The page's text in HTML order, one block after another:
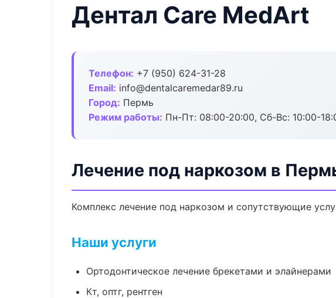
Дентал Care MedArt
Телефон: +7 (950) 624-31-28
Email: info@dentalcaremedar89.ru
Город: Пермь
Режим работы: Пн-Пт: 08:00-20:00, Сб-Вс: 10:00-
Лечение под наркозом в
Комплекс лечение под наркозом и сопутствующие
Наши услуги
Ортодонтическое лечение брекетами и элайнерами
Кт, оптг, рентген